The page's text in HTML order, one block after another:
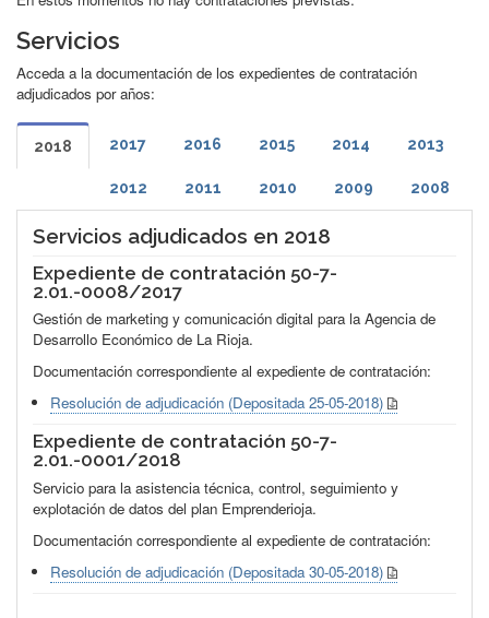
Servicios
Acceda a la documentación de los expedientes de contratación
adjudicados por años:
2018 2017 2016 2015 2014 2013
2012 2011 2010 2009 2008
Servicios adjudicados en 2018
Expediente de contratación 50-7-
2.01.-0008/2017
Gestión de marketing y comunicación digital para la Agencia de
Desarrollo Económico de La Rioja.
Documentación correspondiente al expediente de contratación:
Resolución de adjudicación (Depositada 25-05-2018)
Expediente de contratación 50-7-
2.01.-0001/2018
Servicio para la asistencia técnica, control, seguimiento y
explotación de datos del plan Emprenderioja.
Documentación correspondiente al expediente de contratación:
Resolución de adjudicación (Depositada 30-05-2018)